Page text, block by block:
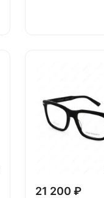
21 200 ₽